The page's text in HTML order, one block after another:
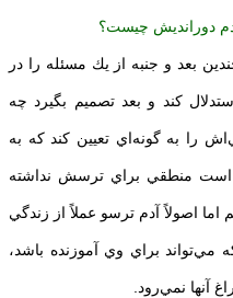
دورانديش چيست؟
بعد و جنبه از يك مسئله را در
كند و بعد تصميم بگيرد چه
را به گونه‌اي تعيين كند كه به
است منطقي براي ترسش نداشته
اصولاً آدم ترسو عملاً از زندگي
مي‌تواند براي وي آموزنده باشد،
آنها نمي‌رود.